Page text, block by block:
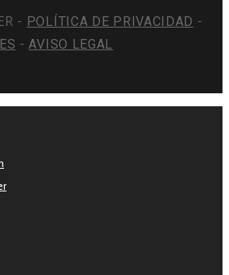
- POLÍTICA DE PRIVACIDAD -
-AVISO LEGAL